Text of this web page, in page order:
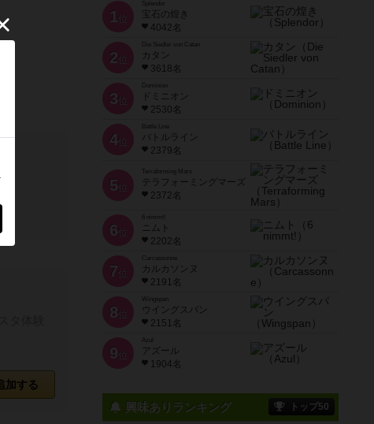
加する
1 位
宝石の煌き
4042名
2 位
Die Siedler von Catan
カタン
3618名
3 位
ドミニオン
2530名
4位
Battle Line
バトルライン
2379名
5 位
Terraforming Mars
テラフォーミングマーズ
2372名
6 位
ニムト
2202名
7 位
Carcassonne
カルカソンヌ
2191名
8 位
Wingspan
ウイングスパン
2151名
9 位
Azul
アズール
1904名
興味ありランキング トップ50